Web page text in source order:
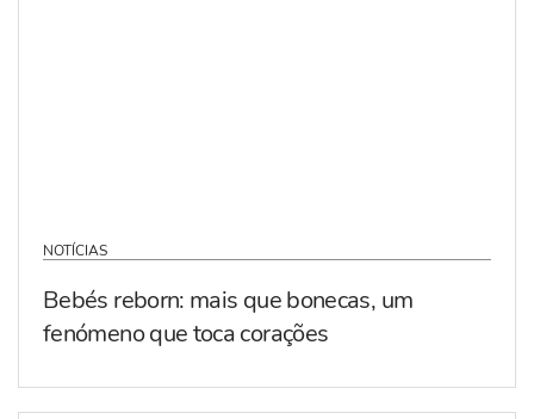
NOTÍCIAS
Bebés reborn: mais que bonecas, um
fenómeno que toca corações